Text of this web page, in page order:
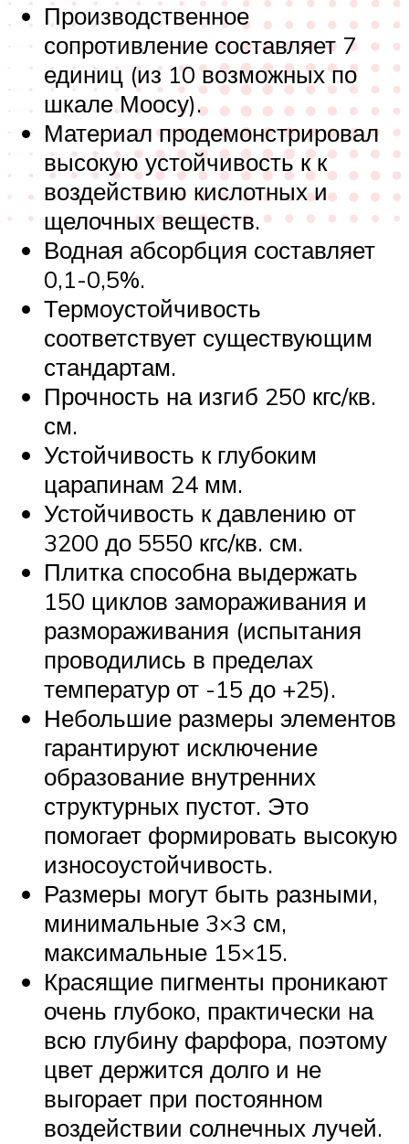
Производственное
сопротивление составляет 7
единиц (из 10 возможных по
шкале Моосу).
Материал продемонстрировал
высокую устойчивость к к
воздействию кислотных и
щелочных веществ.
Водная абсорбция составляет
0,1-0,5%.
Термоустойчивость
соответствует существующим
стандартам.
Прочность на изгиб 250 кгс/кв.
см.
Устойчивость к глубоким
царапинам 24 мм.
Устойчивость к давлению от
3200 до 5550 кгс/кв. см.
Плитка способна выдержать
150 циклов замораживания и
размораживания (испытания
проводились в пределах
температур от -15 до +25).
Небольшие размеры элементов
гарантируют исключение
образование внутренних
структурных пустот. Это
помогает формировать высокую
износоустойчивость.
Размеры могут быть разными,
минимальные 3×3 см,
максимальные 15×15.
Красящие пигменты проникают
очень глубоко, практически на
всю глубину фарфора, поэтому
цвет держится долго и не
выгорает при постоянном
воздействии солнечных лучей.